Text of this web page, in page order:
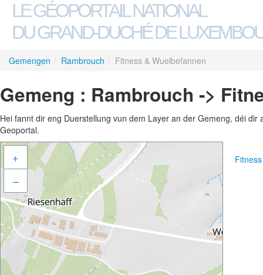
LE GÉOPORTAIL NATIONAL
DU GRAND-DUCHÉ DE
Gemengen / Rambrouch / Fitness & Wuelbefannen
Gemeng : Rambrouch ->
Hei fannt dir eng Duerstellung vun dem Layer an der Gemeng, déi
Geoportal.
+
–